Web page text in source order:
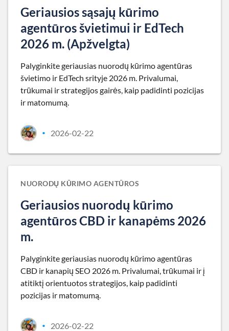
Geriausios sąsajų kūrimo
agentūros švietimui ir EdTech
2026 m. (Apžvelgta)
Palyginkite geriausias nuorodų kūrimo agentūras
švietimo ir EdTech srityje 2026 m. Privalumai,
trūkumai ir strategijos gairės, kaip padidinti pozicijas
ir matomumą.
• 2026-02-22
NUORODŲ KŪRIMO AGENTŪROS
Geriausios nuorodų kūrimo
agentūros CBD ir kanapėms 2026
m.
Palyginkite geriausias nuorodų kūrimo agentūras
CBD ir kanapių SEO 2026 m. Privalumai, trūkumai ir į
atitiktį orientuotos strategijos, kaip padidinti
pozicijas ir matomumą.
• 2026-02-22